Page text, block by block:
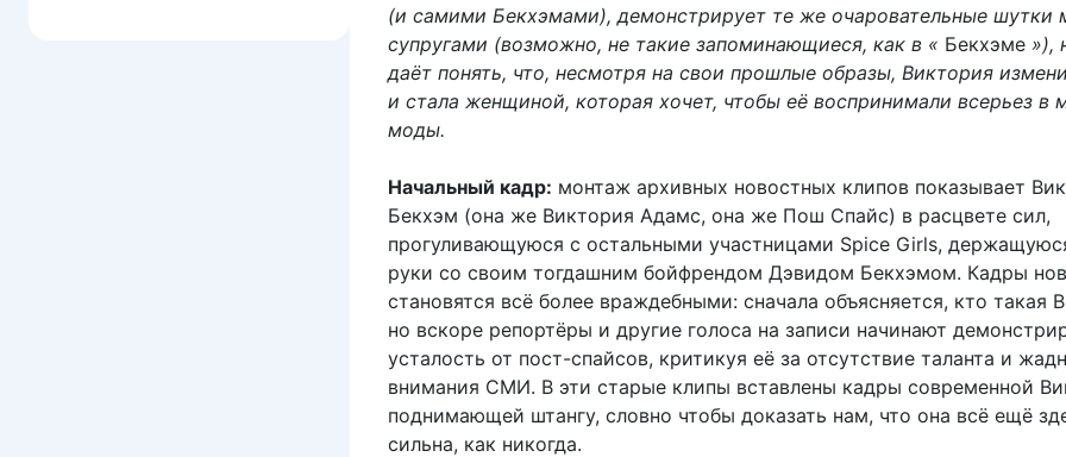
(и самими Бекхэмами), демонстрирует те же очаровательные шутки
супругами (возможно, не такие запоминающиеся, как в « Бекхэме »),
даёт понять, что, несмотря на свои прошлые образы, Виктория
и стала женщиной, которая хочет, чтобы её воспринимали всерьез в
моды.
Начальный кадр: монтаж архивных новостных клипов показывает
Бекхэм (она же Виктория Адамс, она же Пош Спайс) в расцвете сил,
прогуливающуюся с остальными участницами Spice Girls,
руки со своим тогдашним бойфрендом Дэвидом Бекхэмом. Кадры
становятся всё более враждебными: сначала объясняется, кто такая
но вскоре репортёры и другие голоса на записи начинают
усталость от пост-спайсов, критикуя её за отсутствие таланта и
внимания СМИ. В эти старые клипы вставлены кадры современной
поднимающей штангу, словно чтобы доказать нам, что она всё ещё
сильна, как никогда.